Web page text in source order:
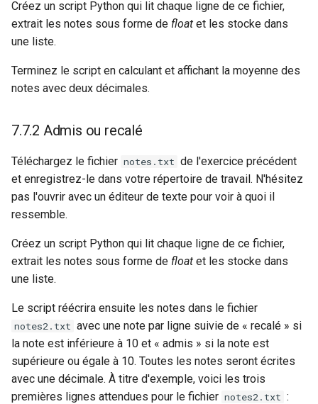
Créez un script Python qui lit chaque ligne de ce fichier,
extrait les notes sous forme de float et les stocke dans
une liste.
Terminez le script en calculant et affichant la moyenne des
notes avec deux décimales.
7.7.2 Admis ou recalé
Téléchargez le fichier notes.txt de l'exercice précédent
et enregistrez-le dans votre répertoire de travail. N'hésitez
pas l'ouvrir avec un éditeur de texte pour voir à quoi il
ressemble.
Créez un script Python qui lit chaque ligne de ce fichier,
extrait les notes sous forme de float et les stocke dans
une liste.
Le script réécrira ensuite les notes dans le fichier
notes2.txt avec une note par ligne suivie de « recalé » si
la note est inférieure à 10 et « admis » si la note est
supérieure ou égale à 10. Toutes les notes seront écrites
avec une décimale. À titre d'exemple, voici les trois
premières lignes attendues pour le fichier notes2.txt :